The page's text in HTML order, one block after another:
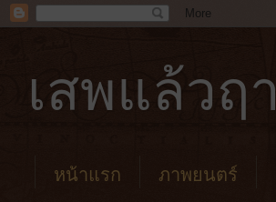
เสพแล้วฤ
หน้าแรก ภาพยนตร์